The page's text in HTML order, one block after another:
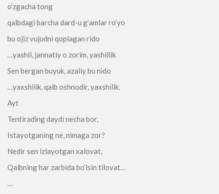
o’zgacha tong
qalbdagi barcha dard-u g’amlar ro’yo
bu ojiz vujudni qoplagan rido
…yashil, jannatiy o zorim, yashillik
Sen bergan buyuk, azaliy bu nido
…yaxshilik, qalb oshnodir, yaxshilik.
Ayt
Tentirading daydi necha bor,
Istayotganing ne, nimaga zor?
Nedir sen izlayotgan xalovat,
Qalbning har zarbida bo’lsin tilovat…
…